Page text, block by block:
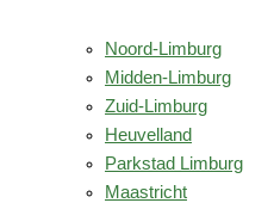
Noord-Limburg
Midden-Limburg
Zuid-Limburg
Heuvelland
Parkstad Limburg
Maastricht